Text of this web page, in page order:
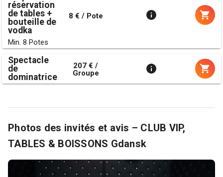
réservation
de tables +
bouteille de
vodka
Min. 8 Potes
8 € / Pote
Spectacle
de
dominatrice
207 € /
Groupe
Photos des invités et avis – CLUB VIP,
TABLES & BOISSONS Gdansk